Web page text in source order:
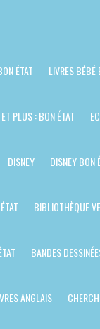
ÉTAT LIVRES BÉBÉ
PLUS : BON ÉTAT
DISNEY DISNEY BON
BIBLIOTHÈQUE
BANDES
ANGLAIS